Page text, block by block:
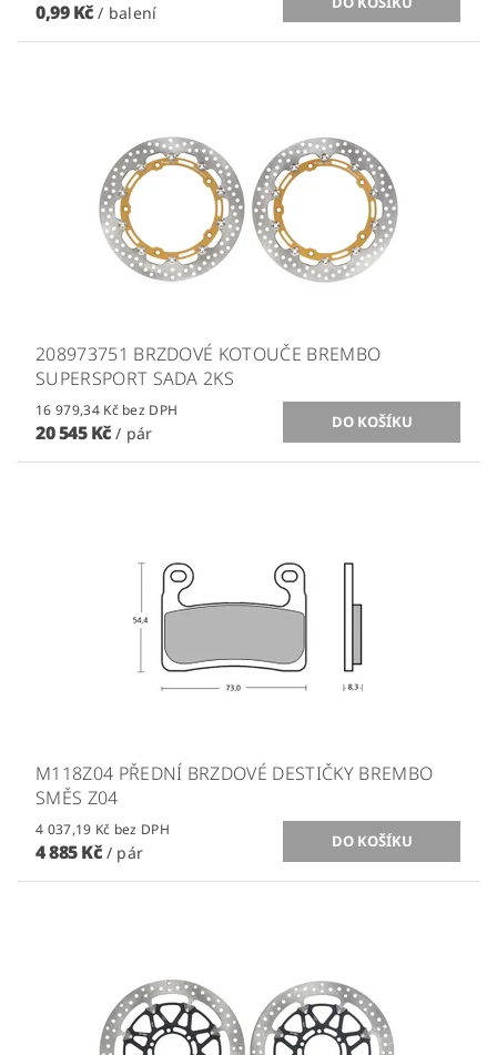
0,99 Kč/ balení
208973751 BRZDOVÉ KOTOUČE BREMBO
SUPERSPORT SADA 2KS
16 979,34 Kč bez DPH
20 545 Kč/ pár
M118Z04 PŘEDNÍ BRZDOVÉ DESTIČKY BREMBO
SMĚS Z04
4 037,19 Kč bez DPH
4 885 Kč / pár